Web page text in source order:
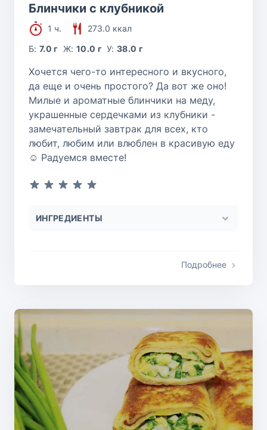
Блинчики с клубникой
1 ч.
273.0 ккал
Б:7.0 г Ж: 10.0 г У:38.0 г
Хочется чего-то интересного и вкусного,
да еще и очень простого? Да вот же оно!
Милые и ароматные блинчики на меду,
украшенные сердечками из клубники -
замечательный завтрак для всех, кто
любит, любим или влюблен в красивую еду
☺ Радуемся вместе!
ИНГРЕДИЕНТЫ
Подробнее